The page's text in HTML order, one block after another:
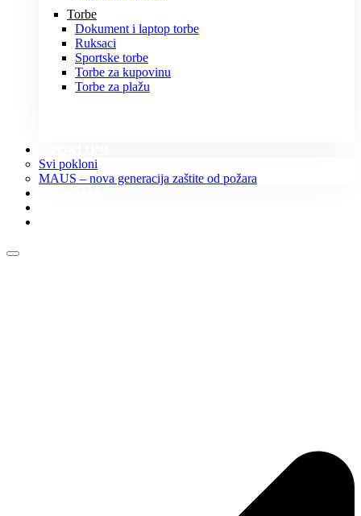
Torbe
Dokument i laptop torbe
Ruksaci
Sportske torbe
Torbe za kupovinu
Torbe za plažu
Svi pokloni
MAUS – nova generacija zaštite od požara